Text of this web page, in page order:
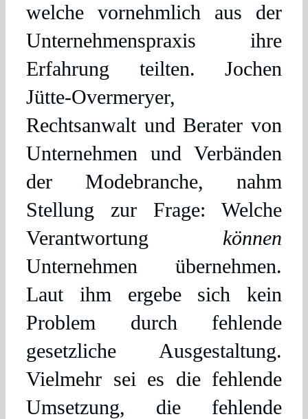
welche vornehmlich aus der
Unternehmenspraxis ihre
Erfahrung teilten. Jochen
Jütte-Overmeryer,
Rechtsanwalt und Berater von
Unternehmen und Verbänden
der Modebranche, nahm
Stellung zur Frage: Welche
Verantwortung können
Unternehmen übernehmen.
Laut ihm ergebe sich kein
Problem durch fehlende
gesetzliche Ausgestaltung.
Vielmehr sei es die fehlende
Umsetzung, die fehlende